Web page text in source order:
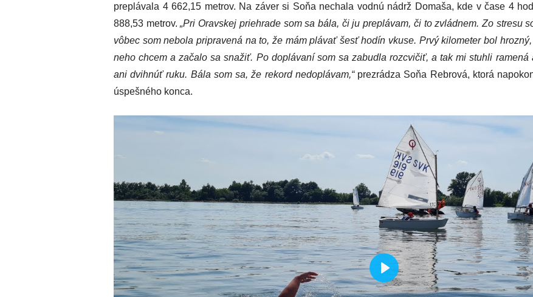
preplávala 4 662,15 metrov. Na záver si Soňa nechala vodnú nádrž Domaša, kde v čase 4
888,53 metrov.„Pri Oravskej priehrade som sa bála, či ju preplávam, či to zvládnem. Zo stresu
vôbec som nebola pripravená na to, že mám plávať šesť hodín vkuse. Prvý kilometer bol
neho chcem a začalo sa snažiť. Po doplávaní som sa zabudla rozcvičiť, a tak mi stuhli ramená
ani dvihnúť ruku. Bála som sa, že rekord nedoplávam,“prezrádza Soňa Rebrová, ktorá
úspešného konca.
Play